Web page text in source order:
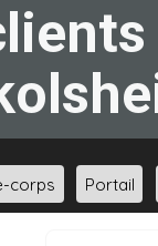
corps Portail